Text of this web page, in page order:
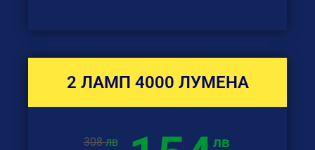
2 ЛАМП 4000 ЛУМЕНА
308лв лв